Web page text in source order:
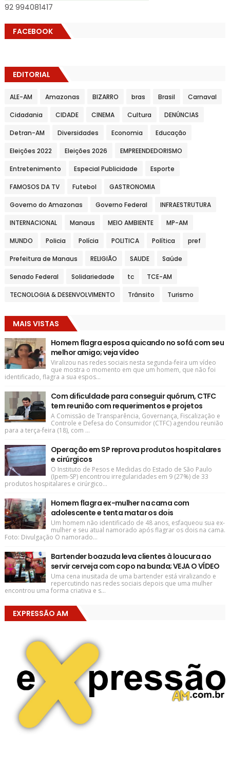
92 994081417
FACEBOOK
EDITORIAL
ALE-AM Amazonas BIZARRO bras Brasil Carnaval
Cidadania CIDADE CINEMA Cultura DENÚNCIAS
Detran-AM Diversidades Economia Educação
Eleições 2022 Eleições 2026 EMPREENDEDORISMO
Entretenimento Especial Publicidade Esporte
FAMOSOS DA TV Futebol GASTRONOMIA
Governo do Amazonas Governo Federal INFRAESTRUTURA
INTERNACIONAL Manaus MEIO AMBIENTE MP-AM
MUNDO Policia Polícia POLITICA Política pref
Prefeitura de Manaus RELIGIÃO SAUDE Saúde
Senado Federal Solidariedade tc TCE-AM
TECNOLOGIA & DESENVOLVIMENTO Trânsito Turismo
MAIS VISTAS
Homem flagra esposa quicando no sofá com seu
melhor amigo; veja vídeo
Viralizou nas redes sociais nesta segunda-feira um vídeo
que mostra o momento em que um homem, que não foi
identificado, flagra a sua espos...
Com dificuldade para conseguir quórum, CTFC
tem reunião com requerimentos e projetos
A Comissão de Transparência, Governança, Fiscalização e
Controle e Defesa do Consumidor (CTFC) agendou reunião
para a terça-feira (18), com ...
Operação em SP reprova produtos hospitalares
e cirúrgicos
O Instituto de Pesos e Medidas do Estado de São Paulo
(Ipem-SP) encontrou irregularidades em 9 (27%) de 33
produtos hospitalares e cirúrgico...
Homem flagra ex-mulher na cama com
adolescente e tenta matar os dois
Um homem não identificado de 48 anos, esfaqueou sua ex-
mulher e seu atual namorado após flagrar os dois na cama.
Foto: Divulgação O namorado...
Bartender boazuda leva clientes à loucura ao
servir cerveja com copo na bunda; VEJA O VÍDEO
Uma cena inusitada de uma bartender está viralizando e
repercutindo nas redes sociais depois que uma mulher
encontrou uma forma criativa e s...
EXPRESSÃO AM